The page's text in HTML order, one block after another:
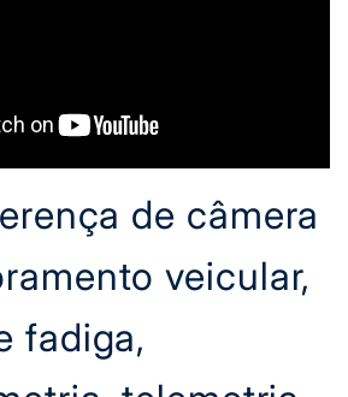
de câmera
veicular,
fadiga,